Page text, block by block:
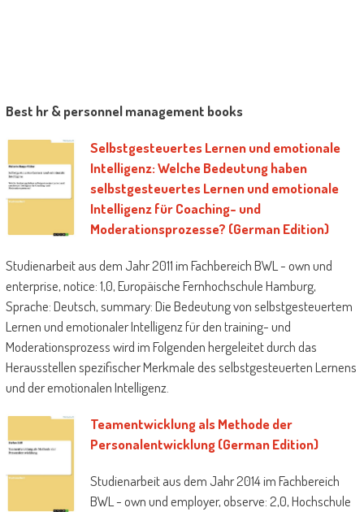
Best hr & personnel management books
Selbstgesteuertes Lernen und emotionale
Intelligenz: Welche Bedeutung haben
selbstgesteuertes Lernen und emotionale
Intelligenz für Coaching- und
Moderationsprozesse? (German Edition)
Studienarbeit aus dem Jahr 2011 im Fachbereich BWL - own und
enterprise, notice: 1,0, Europäische Fernhochschule Hamburg,
Sprache: Deutsch, summary: Die Bedeutung von selbstgesteuertem
Lernen und emotionaler Intelligenz für den training- und
Moderationsprozess wird im Folgenden hergeleitet durch das
Herausstellen spezifischer Merkmale des selbstgesteuerten Lernens
und der emotionalen Intelligenz.
Teamentwicklung als Methode der
Personalentwicklung (German Edition)
Studienarbeit aus dem Jahr 2014 im Fachbereich
BWL - own und employer, observe: 2,0, Hochschule